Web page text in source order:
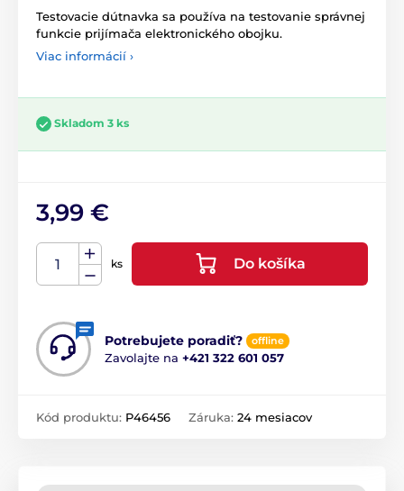
Testovacie dútnavka sa používa na testovanie správnej
funkcie prijímača elektronického obojku.
Viac informácií ›
Skladom 3 ks
3,99 €
ks Do košíka
Potrebujete poradiť? offline
Zavolajte na +421 322 601 057
Kód produktu: P46456 Záruka: 24 mesiacov